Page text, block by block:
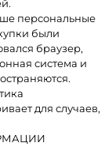
персональные
были
браузер,
система и
для случаев,